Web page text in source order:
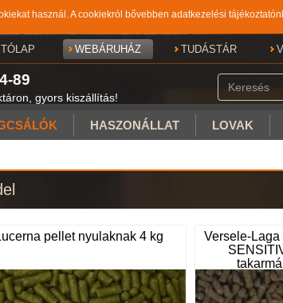
használ. A cookiekról bővebben adatkezelési
WEBÁRUHÁZ TUDÁSTÁR
89
gyors kiszállítás!
HASZONÁLLAT LOVAK
pellet nyulaknak 4 kg
Versele-Laga